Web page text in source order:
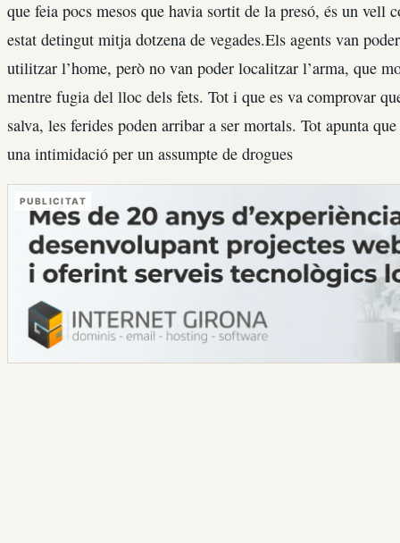
que feia pocs mesos que havia sortit de la presó, és un
estat detingut mitja dotzena de vegades.Els agents van
utilitzar l’home, però no van poder localitzar l’arma, que
mentre fugia del lloc dels fets. Tot i que es va comprovar
salva, les ferides poden arribar a ser mortals. Tot apunta
una intimidació per un assumpte de drogues
PUBLICITAT